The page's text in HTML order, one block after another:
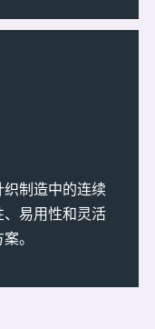
制造中的连续
易用性和灵活
。